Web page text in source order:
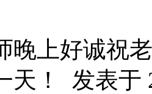
晚上好诚祝
天！ 发表于